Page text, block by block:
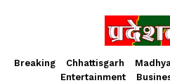
Breaking Chhattisgarh
Entertainment